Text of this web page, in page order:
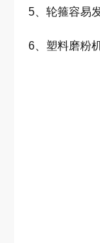
5、轮箍容易
6、塑料磨粉